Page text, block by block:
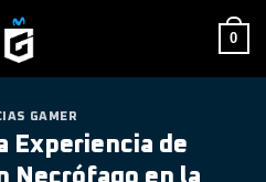
0
GAMER
Experiencia de
Necrófago en la